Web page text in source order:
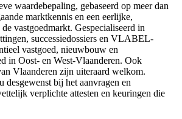
waardebepaling, gebaseerd op meer dan
marktkennis en een eerlijke,
vastgoedmarkt. Gespecialiseerd in
successiedossiers en VLABEL-
vastgoed, nieuwbouw en
in Oost- en West-Vlaanderen. Ook
Vlaanderen zijn uiteraard welkom.
desgewenst bij het aanvragen en
verplichte attesten en keuringen die